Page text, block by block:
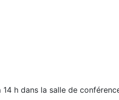
h dans la salle de